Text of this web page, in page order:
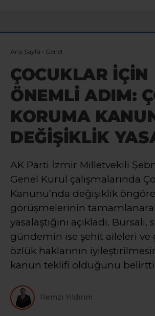
Ana Sayfa › Genel
ÇOCUKLAR İÇİN
ÖNEMLİ ADIM:
KORUMA
DEĞİŞİKLİK
AK Parti İzmir Milletvekili
Genel Kurul çalışmalarında
Kanunu’nda değişiklik
görüşmelerinin
yasalaştığını açıkladı. Bursalı,
gündemin ise şehit aileleri ve
özlük haklarının
kanun teklifi olduğunu belirtti
Remzi Yıldırım